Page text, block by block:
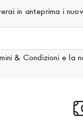
in anteprima i
& Condizioni e la